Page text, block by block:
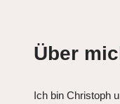
Über
Ich bin Christoph